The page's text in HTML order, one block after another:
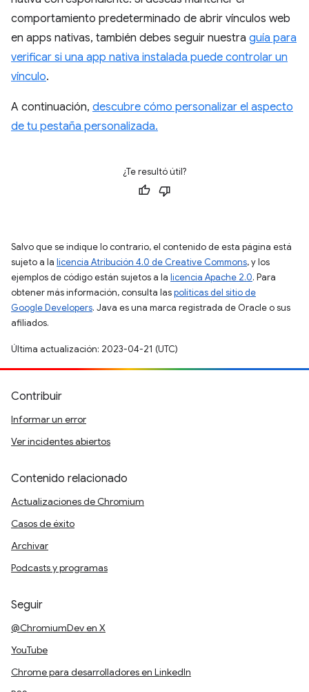
comportamiento predeterminado de abrir vínculos web
en apps nativas, también debes seguir nuestra guía para
verificar si una app nativa instalada puede controlar un
vínculo.
A continuación, descubre cómo personalizar el aspecto
de tu pestaña personalizada.
¿Te resultó útil?
Salvo que se indique lo contrario, el contenido de esta página está
sujeto a la licencia Atribución 4.0 de Creative Commons, y los
ejemplos de código están sujetos a la licencia Apache 2.0. Para
obtener más información, consulta laspolíticas del sitio de
Google Developers. Java es una marca registrada de Oracle o sus
afiliados.
Última actualización: 2023-04-21 (UTC)
Contribuir
Informar un error
Ver incidentes abiertos
Contenido relacionado
Actualizaciones de Chromium
Casos de éxito
Archivar
Podcasts y programas
Seguir
@ChromiumDev en X
YouTube
Chrome para desarrolladores en LinkedIn